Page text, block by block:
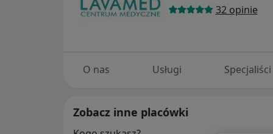
32 opinie
O nas Usługi Specjaliści
Zobacz inne placówki